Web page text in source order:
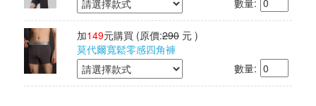
數量:
加149元購買 (原價:290 元 )
莫代爾寬鬆零感四角褲
數量: